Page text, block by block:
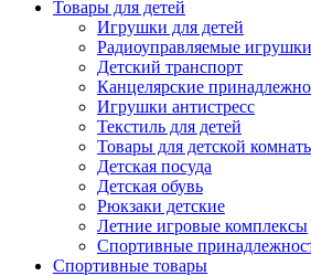
Товары для детей
Игрушки для детей
Радиоуправляемые игрушки
Детский транспорт
Канцелярские
Игрушки антистресс
Текстиль для детей
Товары для детской
Детская посуда
Детская обувь
Рюкзаки детские
Летние игровые комплексы
Спортивные
Спортивные товары